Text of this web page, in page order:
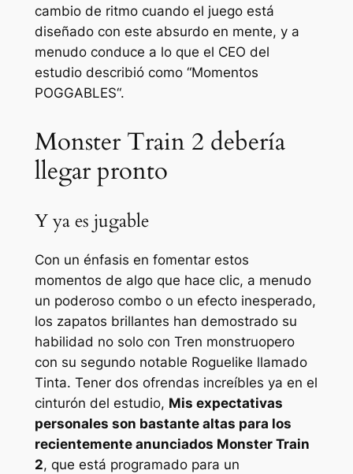
cambio de ritmo cuando el juego está
diseñado con este absurdo en mente, y a
menudo conduce a lo que el CEO del
estudio describió como “Momentos
POGGABLES“.
Monster Train 2 debería
llegar pronto
Y ya es jugable
Con un énfasis en fomentar estos
momentos de algo que hace clic, a menudo
un poderoso combo o un efecto inesperado,
los zapatos brillantes han demostrado su
habilidad no solo con Tren monstruopero
con su segundo notable Roguelike llamado
Tinta. Tener dos ofrendas increíbles ya en el
cinturón del estudio, Mis expectativas
personales son bastante altas para los
recientemente anunciados Monster Train
2, que está programado para un